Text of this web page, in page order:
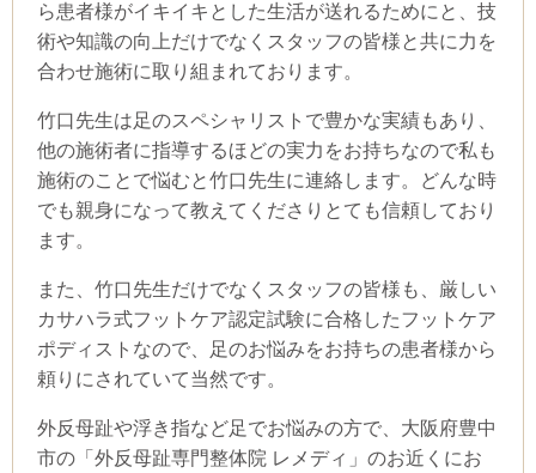
ら患者様がイキイキとした生活が送れるためにと、技
術や知識の向上だけでなくスタッフの皆様と共に力を
合わせ施術に取り組まれております。
竹口先生は足のスペシャリストで豊かな実績もあり、
他の施術者に指導するほどの実力をお持ちなので私も
施術のことで悩むと竹口先生に連絡します。どんな時
でも親身になって教えてくださりとても信頼しており
ます。
また、竹口先生だけでなくスタッフの皆様も、厳しい
カサハラ式フットケア認定試験に合格したフットケア
ポディストなので、足のお悩みをお持ちの患者様から
頼りにされていて当然です。
外反母趾や浮き指など足でお悩みの方で、大阪府豊中
市の「外反母趾専門整体院 レメディ」のお近くにお